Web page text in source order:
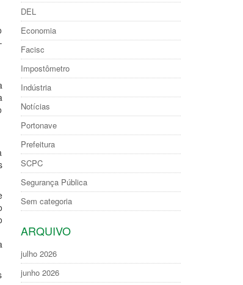
DEL
Economia
Facisc
Impostômetro
Indústria
Notícias
Portonave
Prefeitura
SCPC
Segurança Pública
Sem categoria
ARQUIVO
julho 2026
junho 2026